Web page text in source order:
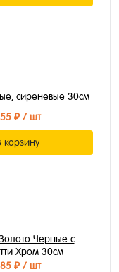
сиреневые 30см
₽/ шт
корзину
Черные с
Хром 30см
₽/ шт